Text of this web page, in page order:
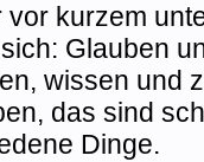
vor kurzem
Glauben
wissen und
das sind
Dinge.